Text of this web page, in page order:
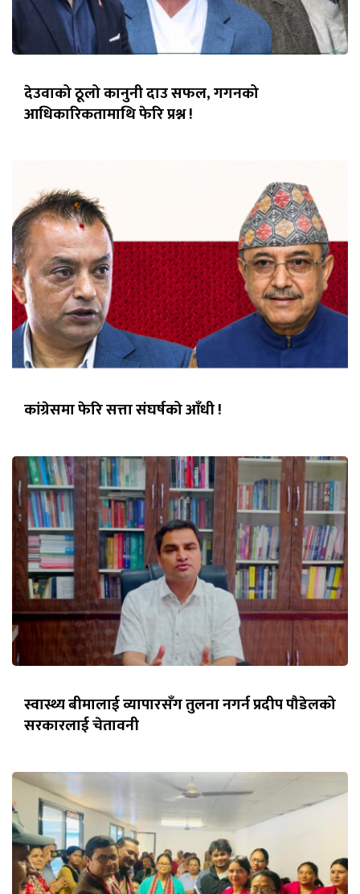
देउवाको ठूलो कानुनी दाउ सफल, गगनको
आधिकारिकतामाथि फेरि प्रश्न !
कांग्रेसमा फेरि सत्ता संघर्षको आँधी !
स्वास्थ्य बीमालाई व्यापारसँग तुलना नगर्न प्रदीप पौडेलको
सरकारलाई चेतावनी